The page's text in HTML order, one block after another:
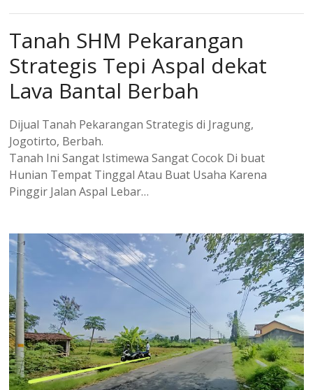
Tanah SHM Pekarangan
Strategis Tepi Aspal dekat
Lava Bantal Berbah
Dijual Tanah Pekarangan Strategis di Jragung,
Jogotirto, Berbah.
Tanah Ini Sangat Istimewa Sangat Cocok Di buat
Hunian Tempat Tinggal Atau Buat Usaha Karena
Pinggir Jalan Aspal Lebar…